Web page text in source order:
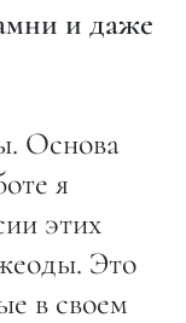
и даже
Основа
я
этих
Это
в своем